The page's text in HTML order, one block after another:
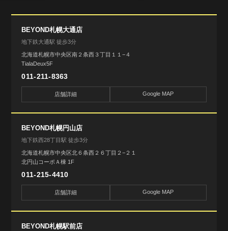
BEYOND札幌大通店
地下鉄大通駅 徒歩3分
北海道札幌市中央区南２条西３丁目１１−４
TialaDeux5F
011-211-8363
店舗詳細 Google MAP
BEYOND札幌円山店
地下鉄西28丁目駅 徒歩3分
北海道札幌市中央区北６条西２６丁目２−２１
北円山コーポＡ棟 1F
011-215-4410
店舗詳細 Google MAP
BEYOND札幌駅前店